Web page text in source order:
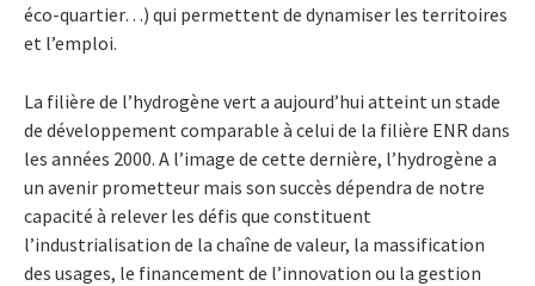
éco-quartier…) qui permettent de dynamiser les territoires
et l’emploi.
La filière de l’hydrogène vert a aujourd’hui atteint un stade
de développement comparable à celui de la filière ENR dans
les années 2000. A l’image de cette dernière, l’hydrogène a
un avenir prometteur mais son succès dépendra de notre
capacité à relever les défis que constituent
l’industrialisation de la chaîne de valeur, la massification
des usages, le financement de l’innovation ou la gestion